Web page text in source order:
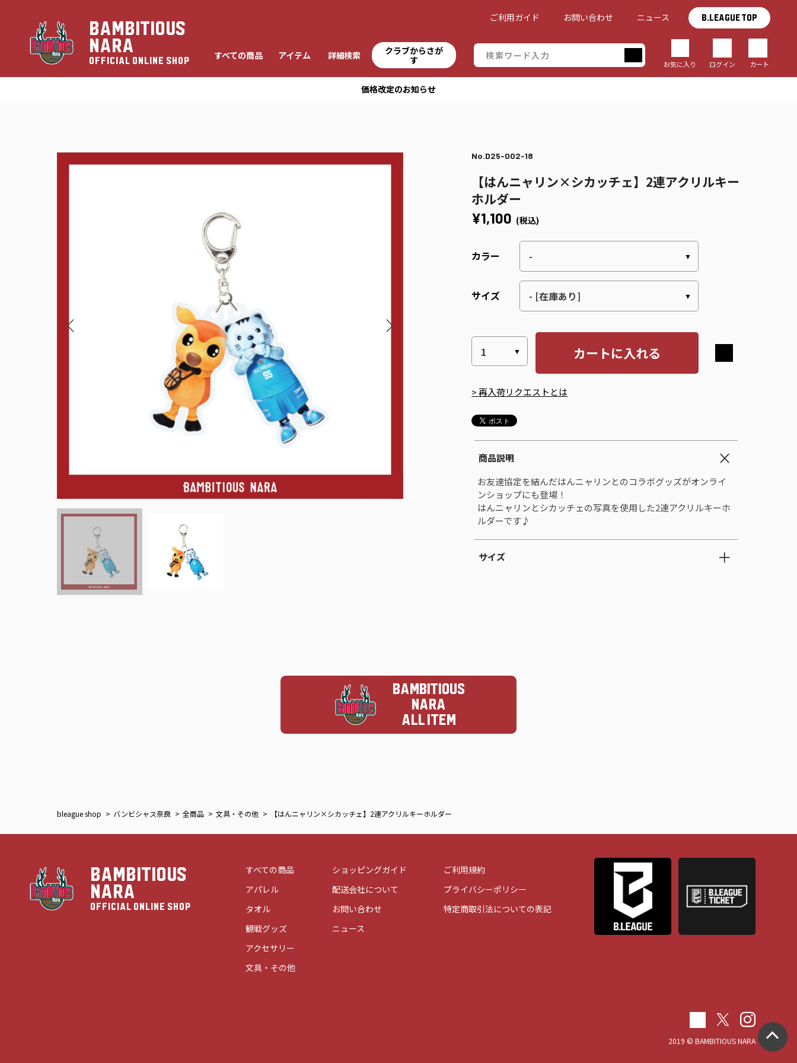
BAMBITIOUS
NARA
OFFICIAL ONLINE SHOP すべての商品 アイテム 詳細検索
クラブからさが
す
ご利用ガイド お問い合わせ ニュース B.LEAGUE TOP
お気に入り ログイン カート
価格改定のお知らせ
No.D25-002-18
【はんニャリン×シカッチェ】2連アクリルキー
ホルダー
¥1,100 (税込)
カラー
サイズ
カートに入れる
> 再入荷リクエストとは
商品説明
お友達協定を結んだはんニャリンとのコラボグッズがオンライ
ンショップにも登場！
はんニャリンとシカッチェの写真を使用した2連アクリルキーホ
ルダーです♪
サイズ
BAMBITIOUS
NARA
ALL ITEM
bleague shop バンビシャス奈良 全商品 文具・その他 【はんニャリン×シカッチェ】2連アクリルキーホルダー
BAMBITIOUS
NARA
OFFICIAL ONLINE SHOP
すべての商品
アパレル
タオル
観戦グッズ
アクセサリー
文具・その他
ショッピングガイド
配送会社について
お問い合わせ
ニュース
ご利用規約
プライバシーポリシー
特定商取引法についての表記
2019 © BAMBITIOUS NARA